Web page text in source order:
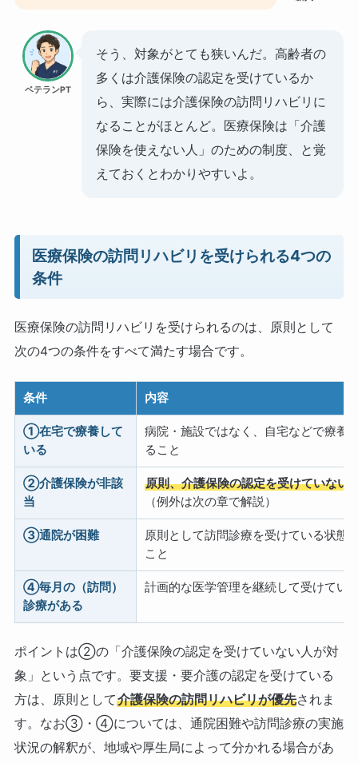
ベテランPT
そう、対象がとても狭いんだ。高齢者の
多くは介護保険の認定を受けているか
ら、実際には介護保険の訪問リハビリに
なることがほとんど。医療保険は「介護
保険を使えない人」のための制度、と覚
えておくとわかりやすいよ。
医療保険の訪問リハビリを受けられる4つの
条件
医療保険の訪問リハビリを受けられるのは、原則として
次の4つの条件をすべて満たす場合です。
条件 内容
①在宅で療養して
いる
病院・施設ではなく、自宅などで療養
ること
②介護保険が非該
当
原則、介護保険の認定を受けていない
（例外は次の章で解説）
③通院が困難
原則として訪問診療を受けている状態
こと
④毎月の（訪問）
診療がある
計画的な医学管理を継続して受けてい
ポイントは②の「介護保険の認定を受けていない人が対
象」という点です。要支援・要介護の認定を受けている
方は、原則として介護保険の訪問リハビリが優先されま
す。なお③・④については、通院困難や訪問診療の実施
状況の解釈が、地域や厚生局によって分かれる場合があ